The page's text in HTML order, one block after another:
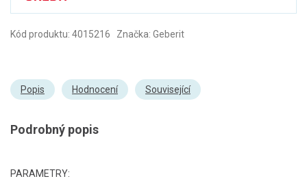
Kód produktu: 4015216 Značka: Geberit
Popis Hodnocení Související
Podrobný popis
PARAMETRY: